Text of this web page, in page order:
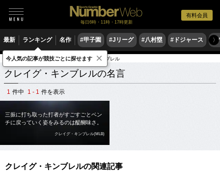
有料会員
毎日6時・11時・17時更新
最新 ランキング 名作 #甲子園 #Jリーグ #八村塁 #ドジャース #
〉
スポーツ名言集 ク クレイグ・キンブレル
クレイグ・キンブレルの名言
1 件中 1 - 1 件を表示
三振に打ち取った打者がすごすごとベン
チに戻っていく姿をみるのは醍醐味さ。
クレイグ・キンブレル(MLB)
クレイグ・キンブレルの関連記事
今人気の記事が競技ごとに探せます ×